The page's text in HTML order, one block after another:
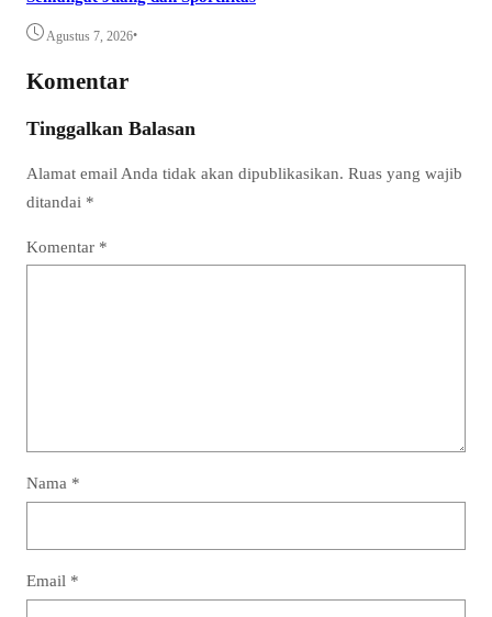
Agustus 7, 2026•
Komentar
Tinggalkan Balasan
Alamat email Anda tidak akan dipublikasikan. Ruas yang wajib
ditandai *
Komentar *
Nama *
Email *